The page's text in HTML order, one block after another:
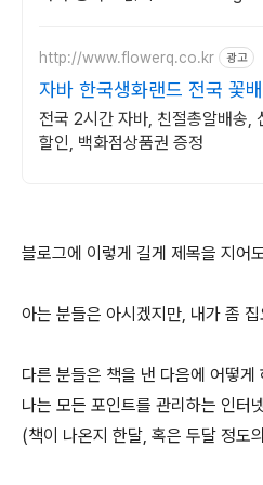
http://www.flowerq.co.kr 광고
자바 한국생화랜드 전국 꽃
배송
전국 2시간 자바, 친절총알배송,
할인, 백화점상품권 증정
블로그에 이렇게 길게 제목을 지어
아는 분들은 아시겠지만, 내가 좀
다른 분들은 책을 낸 다음에 어떻게
나는 모든 포인트를 관리하는 인터
(책이 나온지 한달, 혹은 두달 정도